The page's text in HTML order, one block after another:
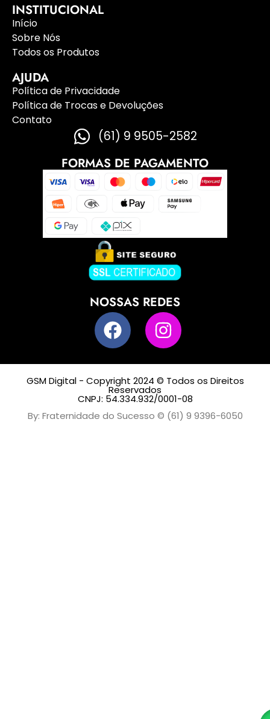
INSTITUCIONAL
Início
Sobre Nós
Todos os Produtos
AJUDA
Política de Privacidade
Política de Trocas e Devoluções
Contato
(61) 9 9505-2582
FORMAS DE PAGAMENTO
NOSSAS REDES
GSM Digital - Copyright 2024 © Todos os Direitos
Reservados
CNPJ: 54.334.932/0001-08
By: Fraternidade do Sucesso © (61) 9 9396-6050